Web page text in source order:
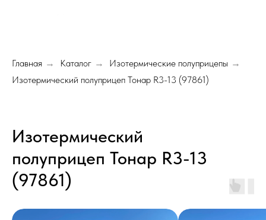
Главная → Каталог → Изотермические полуприцепы →
Изотермический полуприцеп Тонар R3-13 (97861)
Изотермический
полуприцеп Тонар R3-13
(97861)